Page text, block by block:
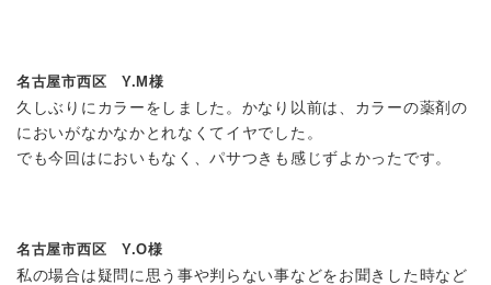
名古屋市西区 Y.M様
久しぶりにカラーをしました。かなり以前は、カラーの薬剤の
においがなかなかとれなくてイヤでした。
でも今回はにおいもなく、パサつきも感じずよかったです。
名古屋市西区 Y.O様
私の場合は疑問に思う事や判らない事などをお聞きした時など